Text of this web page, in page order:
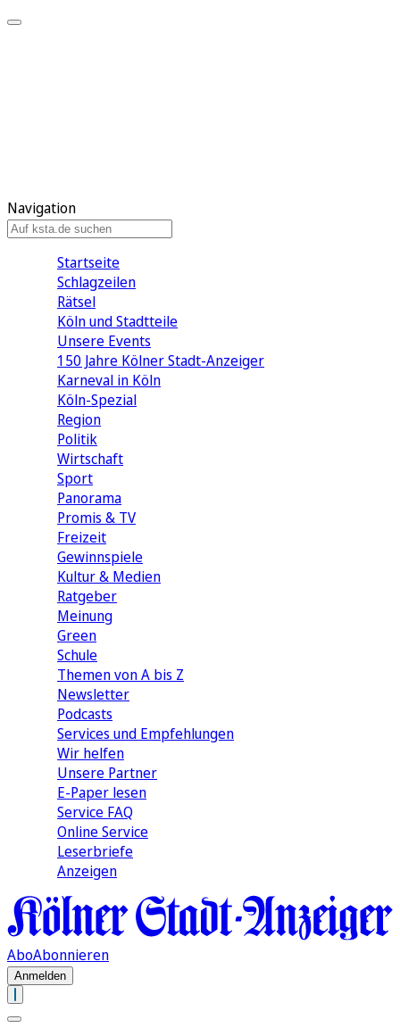
Navigation
Startseite
Schlagzeilen
Rätsel
Köln und Stadtteile
Unsere Events
150 Jahre Kölner Stadt-Anzeiger
Karneval in Köln
Köln-Spezial
Region
Politik
Wirtschaft
Sport
Panorama
Promis & TV
Freizeit
Gewinnspiele
Kultur & Medien
Ratgeber
Meinung
Green
Schule
Themen von A bis Z
Newsletter
Podcasts
Services und Empfehlungen
Wir helfen
Unsere Partner
E-Paper lesen
Service FAQ
Online Service
Leserbriefe
Anzeigen
AboAbonnieren
Anmelden